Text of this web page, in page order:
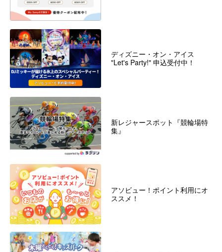
ディズニー・オン・アイス
"Let's Party!" 申込受付中！
新レジャースポット『競輪場特
集』
アソビュー！ポイント利用にオ
ススメ！